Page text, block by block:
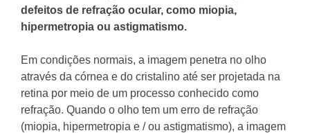
defeitos de refração ocular, como miopia,
hipermetropia ou astigmatismo.
Em condições normais, a imagem penetra no olho
através da córnea e do cristalino até ser projetada na
retina por meio de um processo conhecido como
refração. Quando o olho tem um erro de refração
(miopia, hipermetropia e / ou astigmatismo), a imagem